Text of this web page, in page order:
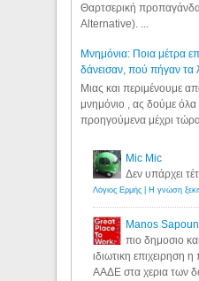
Θαρτσερική
Alternative). ...
Μνημόνια: Ποια μέτρα
δάνεισαν, πού πήγαν τα
Μιας και περιμένουμε
μνημόνιο , ας δούμε όλα
προηγούμενα μέχρι
Mic Mic
Δεν υπάρχει
Manos
πιο δημοσιο
ιδιωτικη επιχειρηση
ΑΑΔΕ στα χερια των